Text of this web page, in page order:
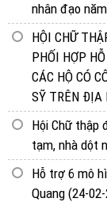
nhân đạo
HỘI CHỮ
PHỐI HỢP
CÁC HỘ CÓ
SỸ TRÊN ĐỊA
Hội Chữ thập
tạm, nhà dột
Hỗ trợ 6 mô
Quang (24-